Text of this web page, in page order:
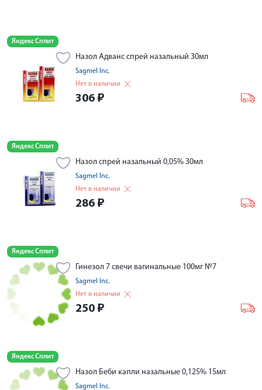
Яндекс Сплит
Назол Адванс спрей назальный 30мл
Sagmel Inc.
Нет в наличии
306 ₽
Яндекс Сплит
Назол спрей назальный 0,05% 30мл
Sagmel Inc.
Нет в наличии
286 ₽
Яндекс Сплит
Гинезол 7 свечи вагинальные 100мг №7
Sagmel Inc.
Нет в наличии
250 ₽
Яндекс Сплит
Назол Беби капли назальные 0,125% 15мл
Sagmel Inc.